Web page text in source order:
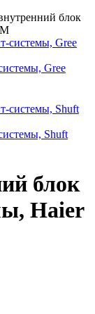
блок
Gree
Shuft
блок
Haier